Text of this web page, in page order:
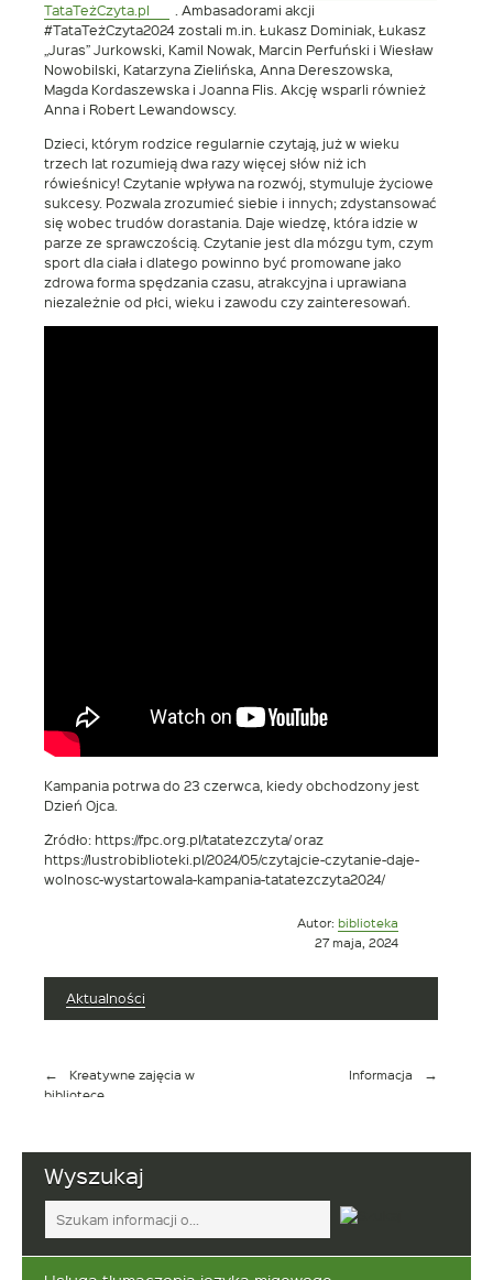
TataTeżCzyta.pl
otwiera
się
w
nowym
oknie
. Ambasadorami akcji
#TataTeżCzyta2024 zostali m.in. Łukasz Dominiak, Łukasz
„Juras” Jurkowski, Kamil Nowak, Marcin Perfuński i Wiesław
Nowobilski, Katarzyna Zielińska, Anna Dereszowska,
Magda Kordaszewska i Joanna Flis. Akcję wsparli również
Anna i Robert Lewandowscy.
Dzieci, którym rodzice regularnie czytają, już w wieku
trzech lat rozumieją dwa razy więcej słów niż ich
rówieśnicy! Czytanie wpływa na rozwój, stymuluje życiowe
sukcesy. Pozwala zrozumieć siebie i innych; zdystansować
się wobec trudów dorastania. Daje wiedzę, która idzie w
parze ze sprawczością. Czytanie jest dla mózgu tym, czym
sport dla ciała i dlatego powinno być promowane jako
zdrowa forma spędzania czasu, atrakcyjna i uprawiana
niezależnie od płci, wieku i zawodu czy zainteresowań.
Kampania potrwa do 23 czerwca, kiedy obchodzony jest
Dzień Ojca.
Żródło: https://fpc.org.pl/tatatezczyta/ oraz
https://lustrobiblioteki.pl/2024/05/czytajcie-czytanie-daje-
wolnosc-wystartowala-kampania-tatatezczyta2024/
Autor: biblioteka
w
27 maja, 2024
Aktualności
Nawigacja
wpisu
Kreatywne zajęcia w
bibliotece
Informacja
Wyszukaj
wpisz